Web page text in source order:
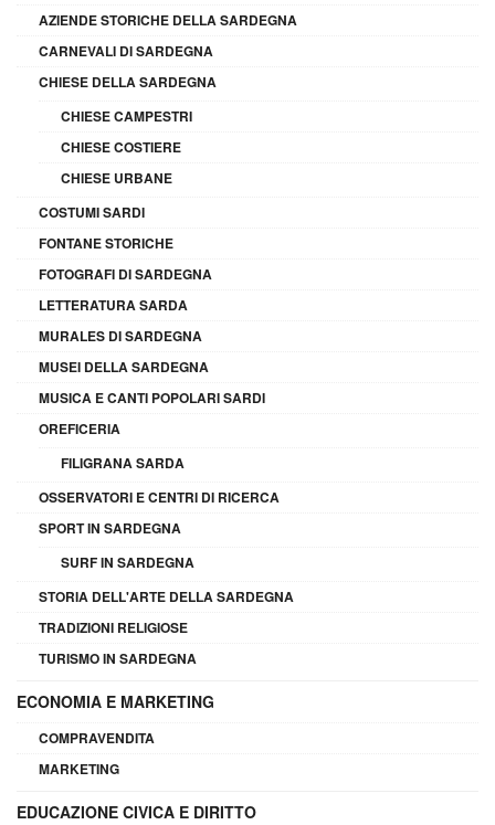
AZIENDE STORICHE DELLA SARDEGNA
CARNEVALI DI SARDEGNA
CHIESE DELLA SARDEGNA
CHIESE CAMPESTRI
CHIESE COSTIERE
CHIESE URBANE
COSTUMI SARDI
FONTANE STORICHE
FOTOGRAFI DI SARDEGNA
LETTERATURA SARDA
MURALES DI SARDEGNA
MUSEI DELLA SARDEGNA
MUSICA E CANTI POPOLARI SARDI
OREFICERIA
FILIGRANA SARDA
OSSERVATORI E CENTRI DI RICERCA
SPORT IN SARDEGNA
SURF IN SARDEGNA
STORIA DELL'ARTE DELLA SARDEGNA
TRADIZIONI RELIGIOSE
TURISMO IN SARDEGNA
ECONOMIA E MARKETING
COMPRAVENDITA
MARKETING
EDUCAZIONE CIVICA E DIRITTO